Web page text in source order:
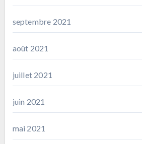
septembre 2021
août 2021
juillet 2021
juin 2021
mai 2021